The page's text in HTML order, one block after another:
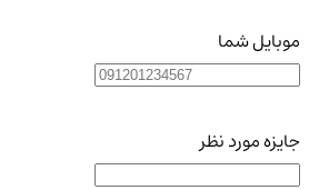
موبایل شما
جایزه مورد نظر